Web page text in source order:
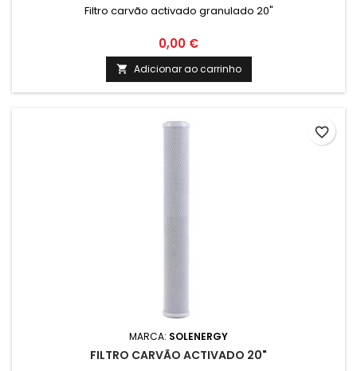
Filtro carvão activado granulado 20"
0,00 €
 Adicionar ao carrinho
MARCA: SOLENERGY
FILTRO CARVÃO ACTIVADO 20"
favorite_border